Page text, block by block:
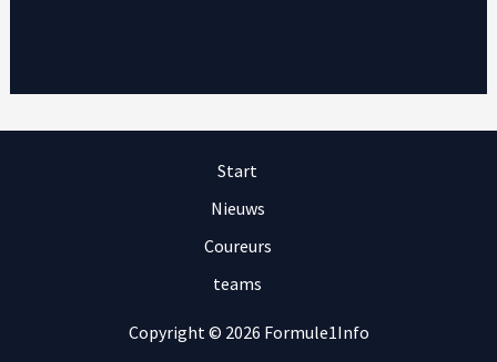
Start
Nieuws
Coureurs
teams
Copyright © 2026 Formule1Info